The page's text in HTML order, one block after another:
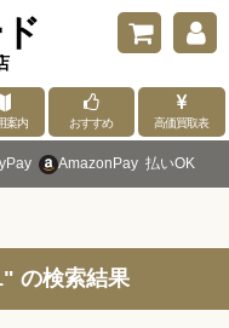
案内 おすすめ 高価買取表
AmazonPay 払いOK
の検索結果